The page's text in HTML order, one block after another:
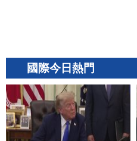
國際今日熱門